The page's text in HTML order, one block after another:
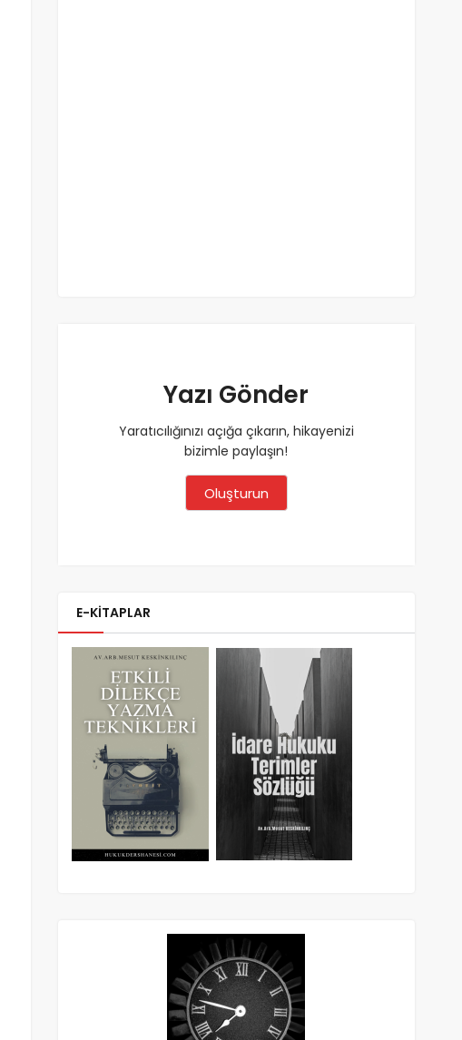
Yazı Gönder
Yaratıcılığınızı açığa çıkarın, hikayenizi
bizimle paylaşın!
Oluşturun
E-KİTAPLAR